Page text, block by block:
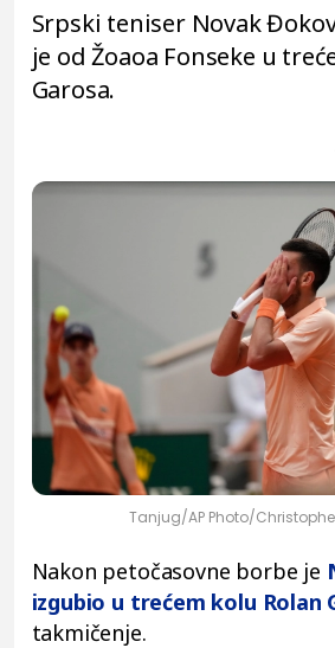
Srpski teniser Novak
je od Žoaoa Fonseke u
Garosa.
Tanjug/AP Photo/Christophe
Nakon petočasovne borbe je
izgubio u trećem kolu Rolan
takmičenje.